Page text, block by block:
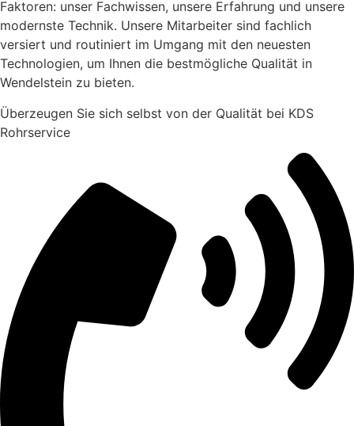
Faktoren: unser Fachwissen, unsere Erfahrung und unsere
modernste Technik. Unsere Mitarbeiter sind fachlich
versiert und routiniert im Umgang mit den neuesten
Technologien, um Ihnen die bestmögliche Qualität in
Wendelstein zu bieten.
Überzeugen Sie sich selbst von der Qualität bei KDS
Rohrservice